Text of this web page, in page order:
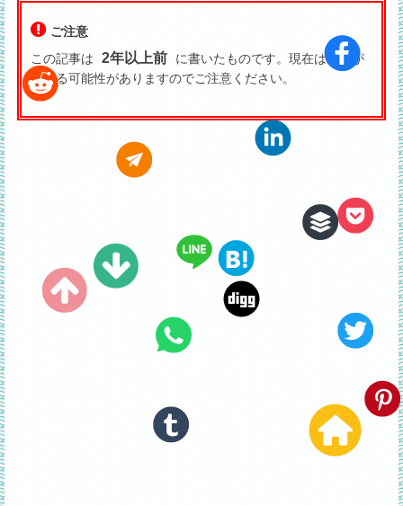
ご注意
この記事は
2年以上前
に書いたものです。現在は状況が
異なる可能性がありますのでご注意ください。